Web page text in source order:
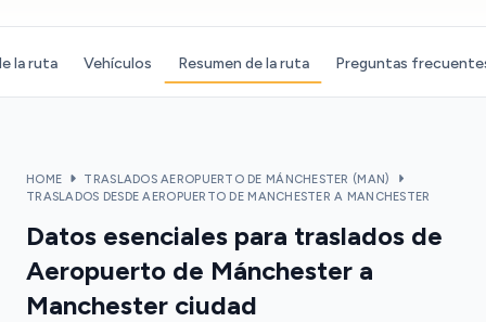
la ruta Vehículos Resumen de la ruta Preguntas
HOME
TRASLADOS AEROPUERTO DE MÁNCHESTER (MAN)
TRASLADOS DESDE AEROPUERTO DE MANCHESTER A MANCHESTER
Datos esenciales para traslados de
Aeropuerto de Mánchester a
Manchester ciudad